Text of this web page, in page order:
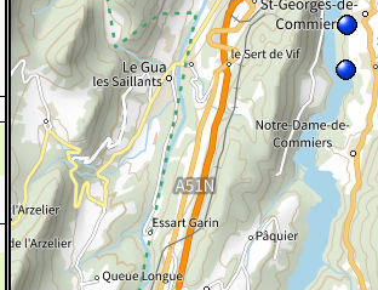
et cotations UICN)